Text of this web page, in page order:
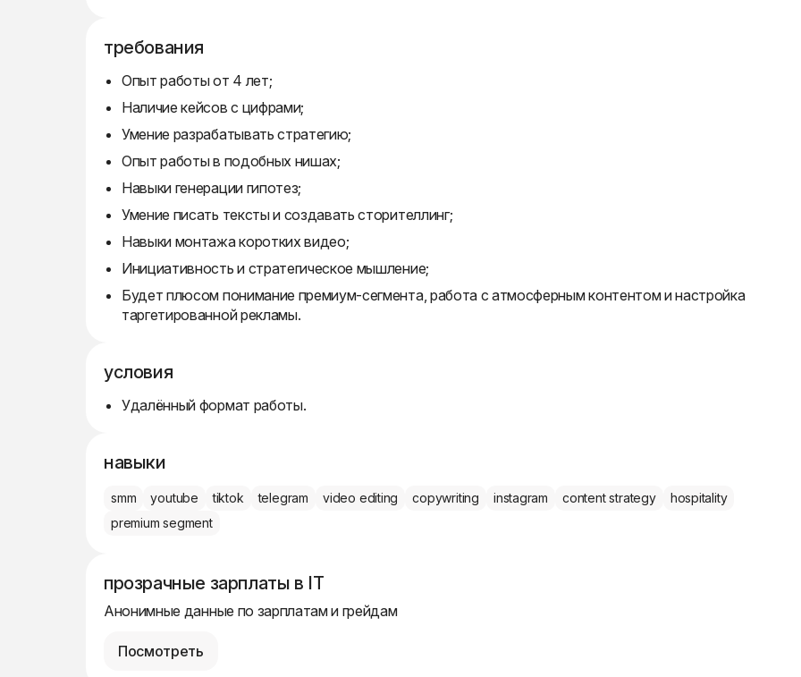
требования
Опыт работы от 4 лет;
Наличие кейсов с цифрами;
Умение разрабатывать стратегию;
Опыт работы в подобных нишах;
Навыки генерации гипотез;
Умение писать тексты и создавать сторителлинг;
Навыки монтажа коротких видео;
Инициативность и стратегическое мышление;
Будет плюсом понимание премиум-сегмента, работа с атмосферным контентом и настройка
таргетированной рекламы.
условия
Удалённый формат работы.
навыки
smm youtube tiktok telegram video editing copywriting instagram content strategy
hospitality
premium segment
прозрачные зарплаты в IT
Анонимные данные по зарплатам и грейдам
Посмотреть